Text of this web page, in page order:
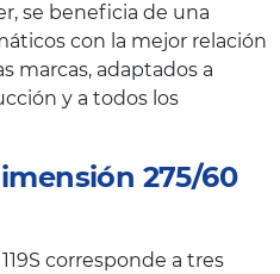
se beneficia de una
con la mejor relación
marcas, adaptados a
y a todos los
275/60
corresponde a tres